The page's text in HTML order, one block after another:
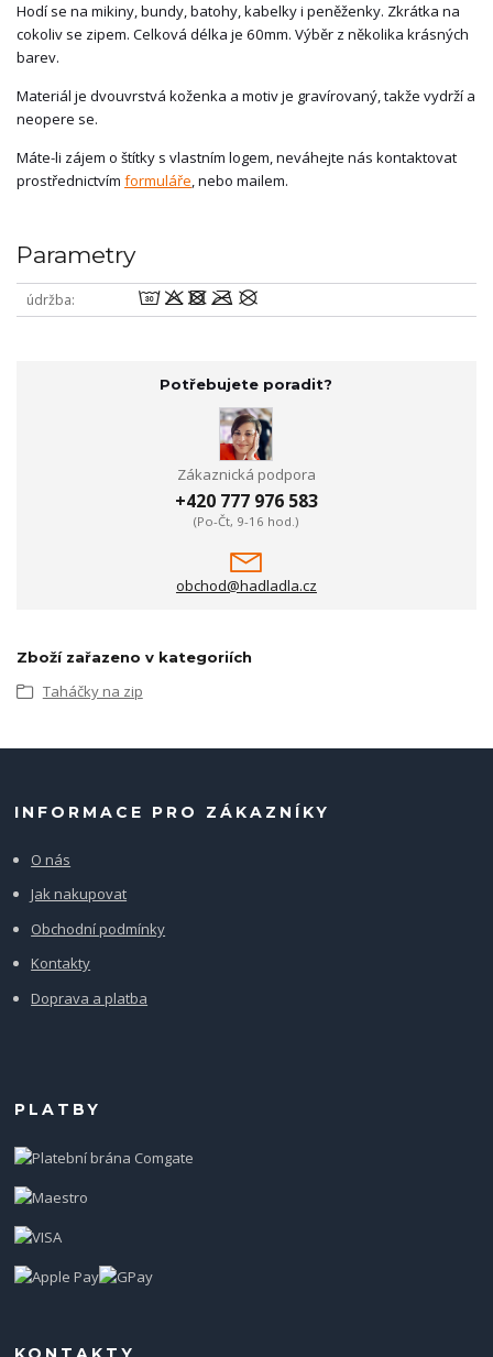
Hodí se na mikiny, bundy, batohy, kabelky i peněženky. Zkrátka na
cokoliv se zipem. Celková délka je 60mm. Výběr z několika krásných
barev.
Materiál je dvouvrstvá koženka a motiv je gravírovaný, takže vydrží a
neopere se.
Máte-li zájem o štítky s vlastním logem, neváhejte nás kontaktovat
prostřednictvím formuláře, nebo mailem.
Parametry
údržba wodmU
Potřebujete poradit?
Zákaznická podpora
+420 777 976 583
(Po-Čt, 9-16 hod.)
obchod@hadladla.cz
Zboží zařazeno v kategoriích
Taháčky na zip
INFORMACE PRO ZÁKAZNÍKY
O nás
Jak nakupovat
Obchodní podmínky
Kontakty
Doprava a platba
PLATBY